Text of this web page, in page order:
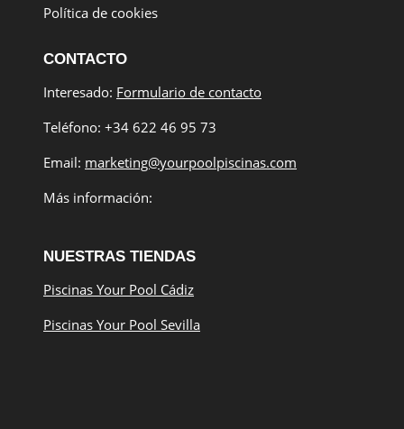
Política de cookies
CONTACTO
Interesado: Formulario de contacto
Teléfono: +34 622 46 95 73
Email: marketing@yourpoolpiscinas.com
Más información:
NUESTRAS TIENDAS
Piscinas Your Pool Cádiz
Piscinas Your Pool Sevilla